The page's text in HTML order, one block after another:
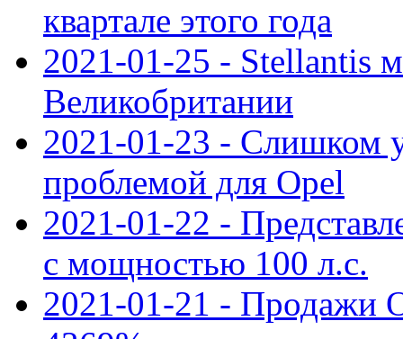
квартале этого года
2021-01-25 - Stellantis
Великобритании
2021-01-23 - Слишком
проблемой для Opel
2021-01-22 -
с мощностью 100 л.с.
2021-01-21 - Продажи